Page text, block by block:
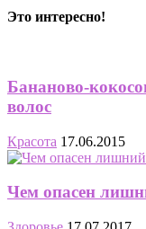
Это интересно!
Бананово-
волос
Красота 17.06.2015
Чем опасен